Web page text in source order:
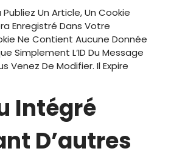
Un Article, Un Cookie
Enregistré Dans Votre
Ne Contient Aucune Donnée
Simplement L’ID Du Message
Venez De Modifier. Il Expire
Intégré
D’autres